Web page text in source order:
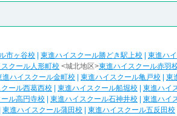
市ヶ谷校 東進ハイスクール勝どき駅上校 東進ハ
クール人形町校 <城北地区>東進ハイスクール赤羽
進ハイスクール金町校 東進ハイスクール亀戸校 東
ール西葛西校 東進ハイスクール船堀校 東進ハイ
ル高円寺校 東進ハイスクール石神井校 東進ハイ
東進ハイスクール蒲田校 東進ハイスクール五反田校